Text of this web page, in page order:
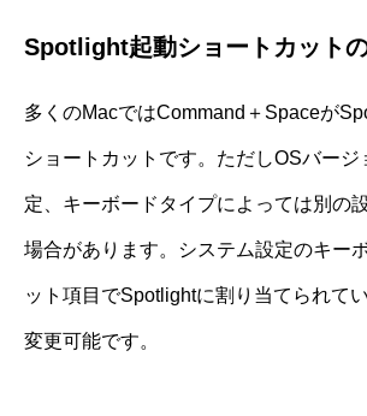
Spotlight起動ショートカット
多くのMacではCommand＋Spaceが
ショートカットです。ただしOSバージ
定、キーボードタイプによっては別の
場合があります。システム設定のキー
ット項目でSpotlightに割り当てられて
変更可能です。